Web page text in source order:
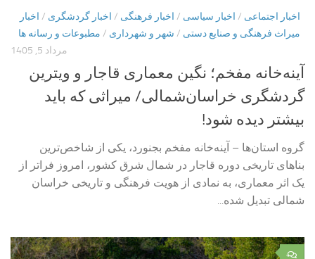
اخبار اجتماعی / اخبار سیاسی / اخبار فرهنگی / اخبار گردشگری / اخبار
میراث فرهنگی و صنایع دستی / شهر و شهرداری / مطبوعات و رسانه ها
مرداد 5, 1405
آینه‌خانه مفخم؛ نگین معماری قاجار و ویترین
گردشگری خراسان‌شمالی/ میراثی که باید
بیشتر دیده شود!
گروه استان‌ها – آینه‌خانه مفخم بجنورد، یکی از شاخص‌ترین
بناهای تاریخی دوره قاجار در شمال شرق کشور، امروز فراتر از
یک اثر معماری، به نمادی از هویت فرهنگی و تاریخی خراسان
شمالی تبدیل شده...
۰